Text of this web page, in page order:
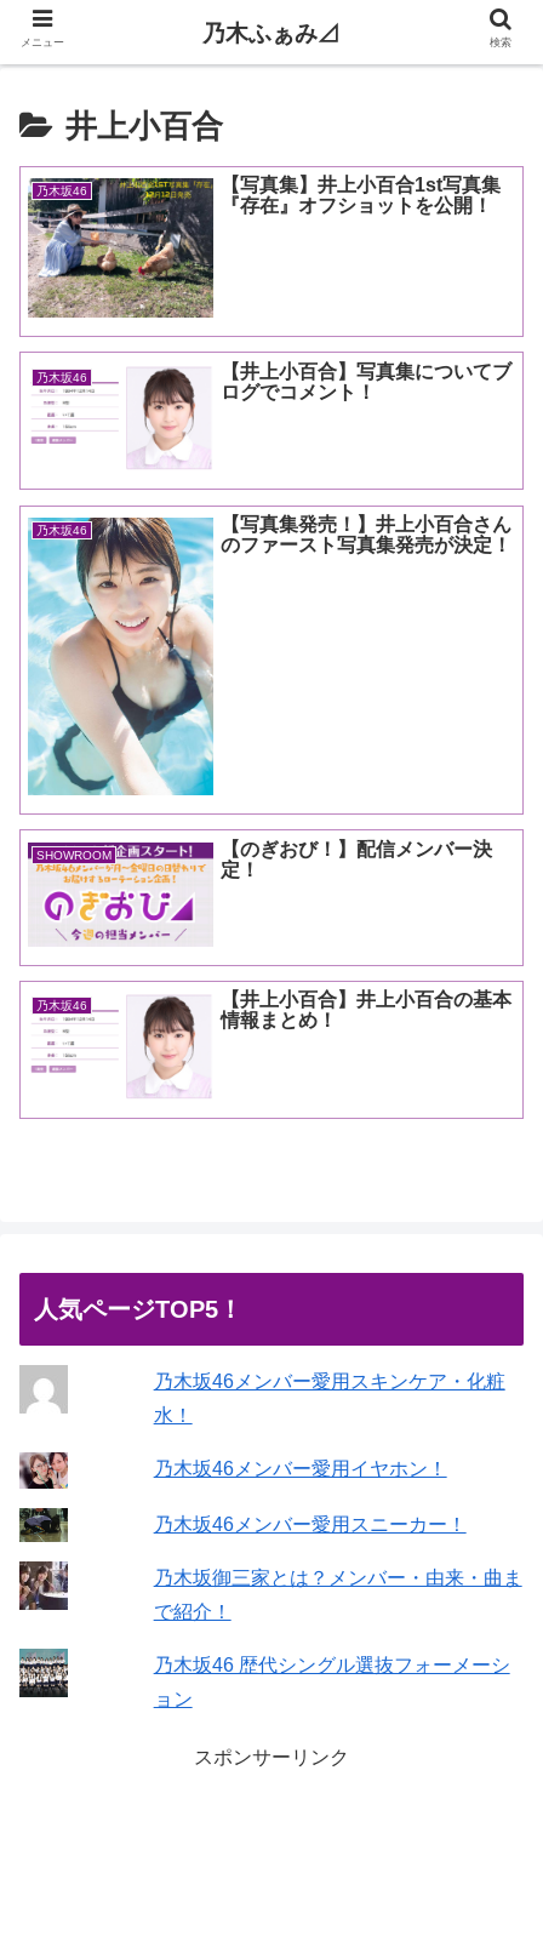
井上小百合
乃木坂46
【写真集】井上小百合1st写真集
『存在』オフショットを公開！
乃木坂46
【井上小百合】写真集についてブ
ログでコメント！
乃木坂46
【写真集発売！】井上小百合さん
のファースト写真集発売が決定！
SHOWROOM
【のぎおび！】配信メンバー決
定！
乃木坂46
【井上小百合】井上小百合の基本
情報まとめ！
人気ページTOP5！
乃木坂46メンバー愛用スキンケア・化粧
水！
乃木坂46メンバー愛用イヤホン！
乃木坂46メンバー愛用スニーカー！
乃木坂御三家とは？メンバー・由来・曲ま
で紹介！
乃木坂46 歴代シングル選抜フォーメーシ
ョン
スポンサーリンク
メニュー 乃木ふぁみ⊿ 検索